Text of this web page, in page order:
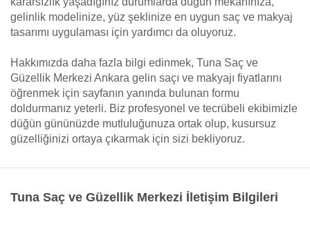
gelinlik modelinize, yüz şeklinize en uygun saç ve makyaj
tasarımı uygulaması için yardımcı da oluyoruz.
Hakkımızda daha fazla bilgi edinmek, Tuna Saç ve
Güzellik Merkezi Ankara gelin saçı ve makyajı fiyatlarını
öğrenmek için sayfanın yanında bulunan formu
doldurmanız yeterli. Biz profesyonel ve tecrübeli ekibimizle
düğün gününüzde mutluluğunuza ortak olup, kusursuz
güzelliğinizi ortaya çıkarmak için sizi bekliyoruz.
Tuna Saç ve Güzellik Merkezi İletişim Bilgileri